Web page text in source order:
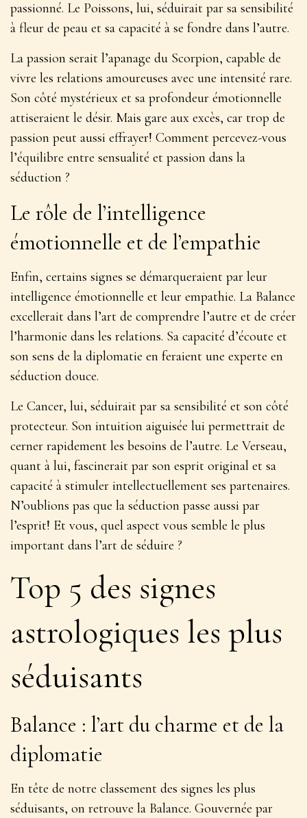
passionné. Le Poissons, lui, séduirait par sa sensibilité
à fleur de peau et sa capacité à se fondre dans l’autre.
La passion serait l’apanage du Scorpion, capable de
vivre les relations amoureuses avec une intensité rare.
Son côté mystérieux et sa profondeur émotionnelle
attiseraient le désir. Mais gare aux excès, car trop de
passion peut aussi effrayer! Comment percevez-vous
l’équilibre entre sensualité et passion dans la
séduction ?
Le rôle de l’intelligence
émotionnelle et de l’empathie
Enfin, certains signes se démarqueraient par leur
intelligence émotionnelle et leur empathie. La Balance
excellerait dans l’art de comprendre l’autre et de créer
l’harmonie dans les relations. Sa capacité d’écoute et
son sens de la diplomatie en feraient une experte en
séduction douce.
Le Cancer, lui, séduirait par sa sensibilité et son côté
protecteur. Son intuition aiguisée lui permettrait de
cerner rapidement les besoins de l’autre. Le Verseau,
quant à lui, fascinerait par son esprit original et sa
capacité à stimuler intellectuellement ses partenaires.
N’oublions pas que la séduction passe aussi par
l’esprit! Et vous, quel aspect vous semble le plus
important dans l’art de séduire ?
Top 5 des signes
astrologiques les plus
séduisants
Balance : l’art du charme et de la
diplomatie
En tête de notre classement des signes les plus
séduisants, on retrouve la Balance. Gouvernée par